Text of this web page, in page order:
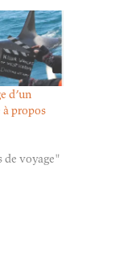
d’un
propos
de voyage"